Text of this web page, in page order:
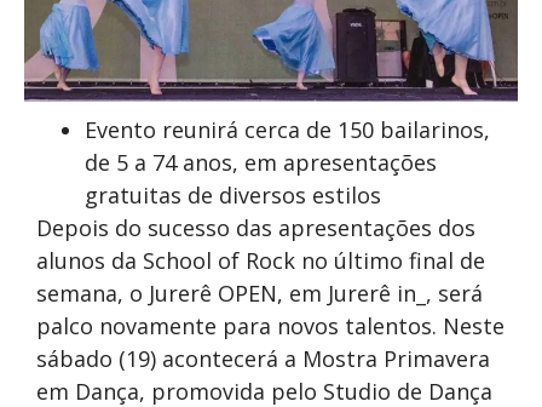
Evento reunirá cerca de 150 bailarinos,
de 5 a 74 anos, em apresentações
gratuitas de diversos estilos
Depois do sucesso das apresentações dos
alunos da School of Rock no último final de
semana, o Jurerê OPEN, em Jurerê in_, será
palco novamente para novos talentos. Neste
sábado (19) acontecerá a Mostra Primavera
em Dança, promovida pelo Studio de Dança